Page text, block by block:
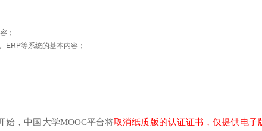
；
ERP等系统的基本内容；
始，中国大学MOOC平台将取消纸质版的认证证书，仅提供电子